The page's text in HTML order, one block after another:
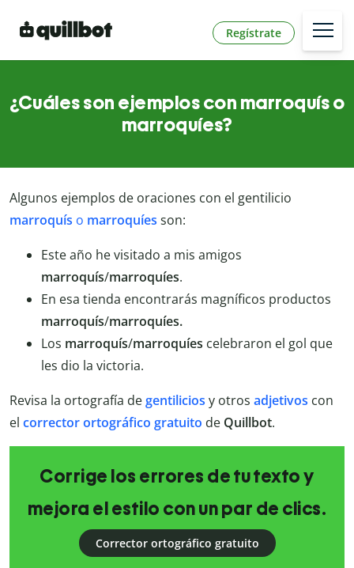
Regístrate
¿Cuáles son ejemplos con marroquís o
marroquíes?
Algunos ejemplos de oraciones con el gentilicio
marroquís o marroquíes son:
Este año he visitado a mis amigos
marroquís/marroquíes.
En esa tienda encontrarás magníficos productos
marroquís/marroquíes.
Los marroquís/marroquíes celebraron el gol que
les dio la victoria.
Revisa la ortografía degentilicios y otros adjetivos con
el correctorortográfico gratuito de Quillbot.
Corrige los errores de tu texto y
mejora el estilo con un par de clics.
Corrector ortográfico gratuito